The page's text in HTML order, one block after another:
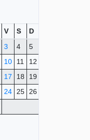
V S
D
3 4
5
10 11
12
17 18
19
24 25
26